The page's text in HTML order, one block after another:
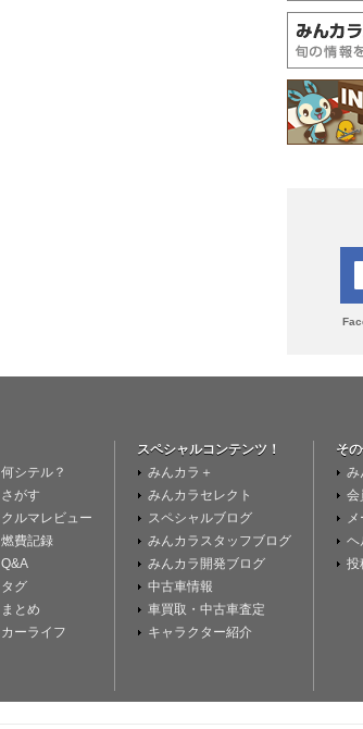
何シテル？
さがす
クルマレビュー
燃費記録
Q&A
タグ
まとめ
カーライフ
スペシャルコンテンツ！
みんカラ＋
みんカラセレクト
スペシャルブログ
みんカラスタッフブログ
みんカラ開発ブログ
中古車情報
車買取・中古車査定
キャラクター紹介
そ
み
会
ヘ
投